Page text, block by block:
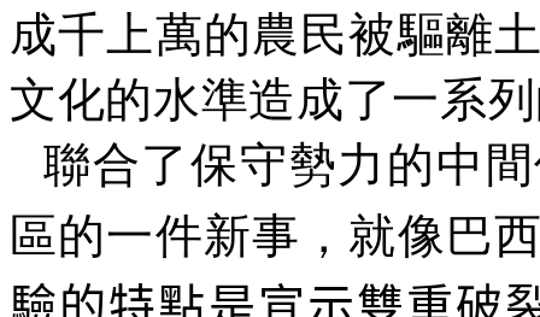
成千上萬的農民被驅離
文化的水準造成了一系
聯合了保守勢力的中
區的一件新事，就像巴